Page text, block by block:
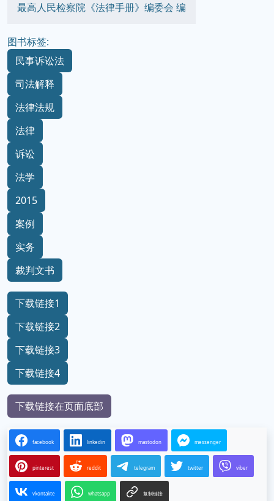
最高人民检察院《法律手册》编委会 编
图书标签:
民事诉讼法
司法解释
法律法规
法律
诉讼
法学
2015
案例
实务
裁判文书
下载链接1
下载链接2
下载链接3
下载链接4
下载链接在页面底部
facebook linkedin mastodon messenger
pinterest reddit telegram twitter viber
vkontakte whatsapp 复制链接